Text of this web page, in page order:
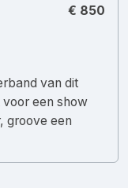
€ 850
van dit
een show
groove een